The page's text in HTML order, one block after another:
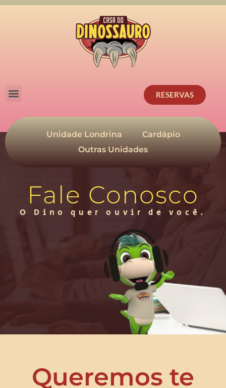
RESERVAS
Unidade Londrina
Cardápio
Outras Unidades
Fale Conosco
O Dino quer ouvir de você.
Queremos te